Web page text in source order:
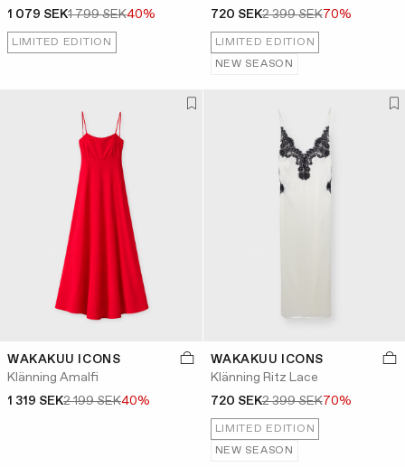
1 079 SEK1 799 SEK40%
LIMITED EDITION
720 SEK2 399 SEK70%
LIMITED EDITION
NEW SEASON
WAKAKUU ICONS
Klänning Amalfi
1 319 SEK2 199 SEK40%
WAKAKUU ICONS
Klänning Ritz Lace
720 SEK2 399 SEK70%
LIMITED EDITION
NEW SEASON